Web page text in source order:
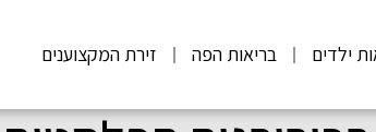
ילדים בריאות הפה זירת המקצוענים